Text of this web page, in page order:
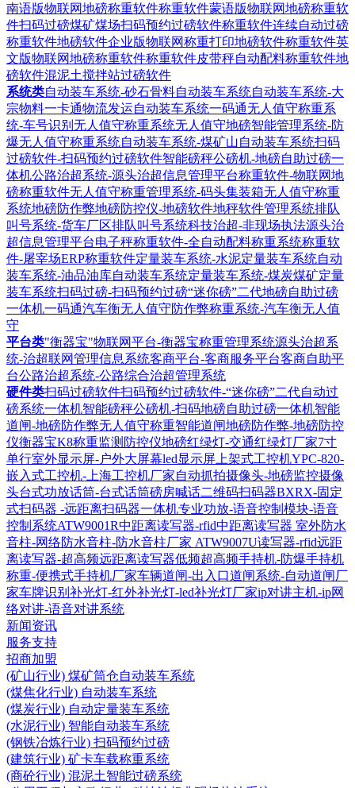
南语版物联网地磅称重软件称重软件蒙语版物联网地磅称重软
件扫码过磅煤矿煤场扫码预约过磅软件称重软件连续自动过磅
称重软件地磅软件企业版物联网称重打印地磅软件称重软件英
文版物联网地磅称重软件称重软件皮带秤自动配料称重软件地
磅软件混泥土搅拌站过磅软件
系统类自动装车系统-砂石骨料自动装车系统自动装车系统-大
宗物料一卡通物流发运自动装车系统一码通无人值守称重系
统-车号识别无人值守称重系统无人值守地磅智能管理系统-防
爆无人值守称重系统自动装车系统-煤矿山自动装车系统扫码
过磅软件-扫码预约过磅软件智能磅秤公磅机-地磅自助过磅一
体机公路治超系统-源头治超信息管理平台称重软件-物联网地
磅称重软件无人值守称重管理系统-码头集装箱无人值守称重
系统地磅防作弊地磅防控仪-地磅软件地秤软件管理系统排队
叫号系统-货车厂区排队叫号系统科技治超-非现场执法源头治
超信息管理平台电子秤称重软件-全自动配料称重系统称重软
件-屠宰场ERP称重软件定量装车系统-水泥定量装车系统自动
装车系统-油品油库自动装车系统定量装车系统-煤炭煤矿定量
装车系统扫码过磅-扫码预约过磅“迷你磅”二代地磅自助过磅
一体机一码通汽车衡无人值守防作弊称重系统-汽车衡无人值
守
平台类"衡器宝"物联网平台-衡器宝称重管理系统源头治超系
统-治超联网管理信息系统客商平台-客商服务平台客商自助平
台公路治超系统-公路综合治超管理系统
硬件类扫码过磅软件扫码预约过磅软件-“迷你磅”二代自动过
磅系统一体机智能磅秤公磅机-扫码地磅自助过磅一体机智能
道闸-地磅防作弊无人值守称重智能道闸地磅防作弊-地磅防控
仪衡器宝K8称重监测防控仪地磅红绿灯-交通红绿灯厂家7寸
单行室外显示屏-户外大屏幕led显示屏上架式工控机YPC-820-
嵌入式工控机-上海工控机厂家自动抓拍摄像头-地磅监控摄像
头台式功放话筒-台式话筒磅房喊话二维码扫码器BXRX-固定
式扫码器 -远距离扫码器一体机专业功放-语音控制模块-语音
控制系统ATW9001R中距离读写器-rfid中距离读写器 室外防水
音柱-网络防水音柱-防水音柱厂家 ATW9007U读写器-rfid远距
离读写器-超高频远距离读写器低频超高频手持机-防爆手持机
称重-便携式手持机厂家车辆道闸-出入口道闸系统-自动道闸厂
家车牌识别补光灯-红外补光灯-led补光灯厂家ip对讲主机-ip网
络对讲-语音对讲系统
新闻资讯
服务支持
招商加盟
(矿山行业) 煤矿筒仓自动装车系统
(煤焦化行业) 自动装车系统
(煤炭行业) 自动定量装车系统
(水泥行业) 智能自动装车系统
(钢铁冶炼行业) 扫码预约过磅
(建筑行业) 矿卡车载称重系统
(商砼行业) 混泥土智能过磅系统